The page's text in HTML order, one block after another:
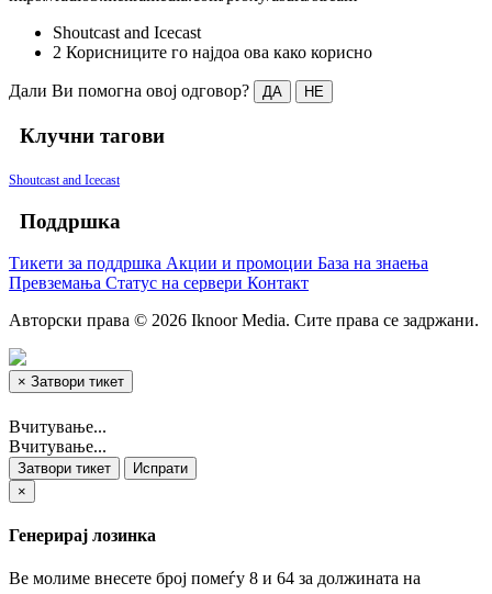
Shoutcast and Icecast
2 Корисниците го најдоа ова како корисно
Дали Ви помогна овој одговор? ДА НЕ
Клучни тагови
Shoutcast and Icecast
Поддршка
Тикети за поддршка Акции и промоции База на знаења
Превземања Статус на сервери Контакт
Авторски права © 2026 Iknoor Media. Сите права се задржани.
× Затвори тикет
Вчитување...
Вчитување...
Затвори тикет
Испрати
×
Генерирај лозинка
Ве молиме внесете број помеѓу 8 и 64 за должината на